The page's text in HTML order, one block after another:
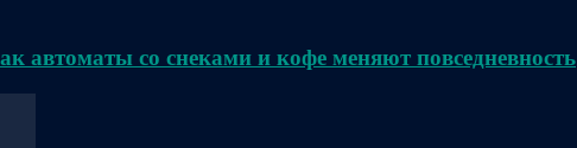
автоматы со снеками и кофе меняют повседневность